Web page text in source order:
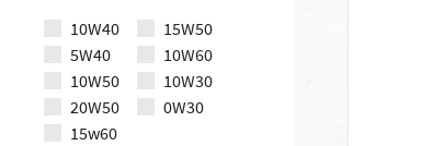
10W40
15W50
5W40
10W60
10W50
10W30
20W50
0W30
15w60